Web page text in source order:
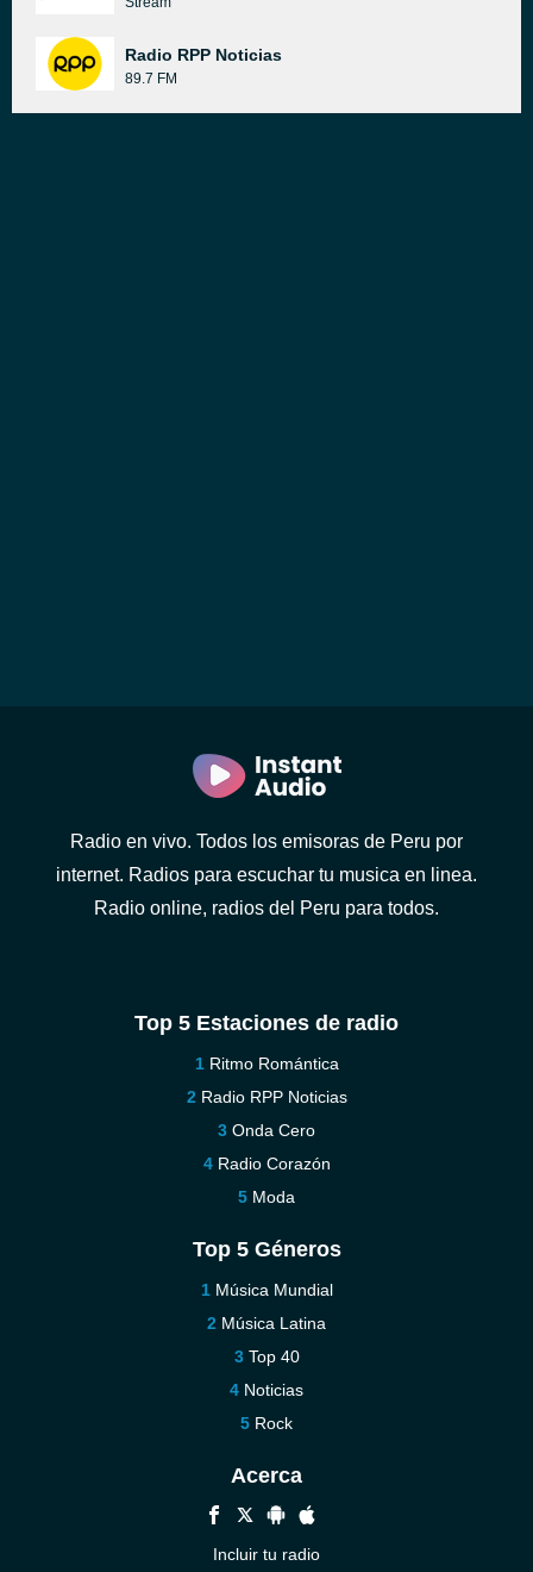
Radio RPP Noticias
89.7 FM
Radio en vivo. Todos los emisoras de Peru por
internet. Radios para escuchar tu musica en linea.
Radio online, radios del Peru para todos.
Top 5 Estaciones de radio
Ritmo Romántica
Radio RPP Noticias
Onda Cero
Radio Corazón
Moda
Top 5 Géneros
Música Mundial
Música Latina
Top 40
Noticias
Rock
Acerca
Incluir tu radio